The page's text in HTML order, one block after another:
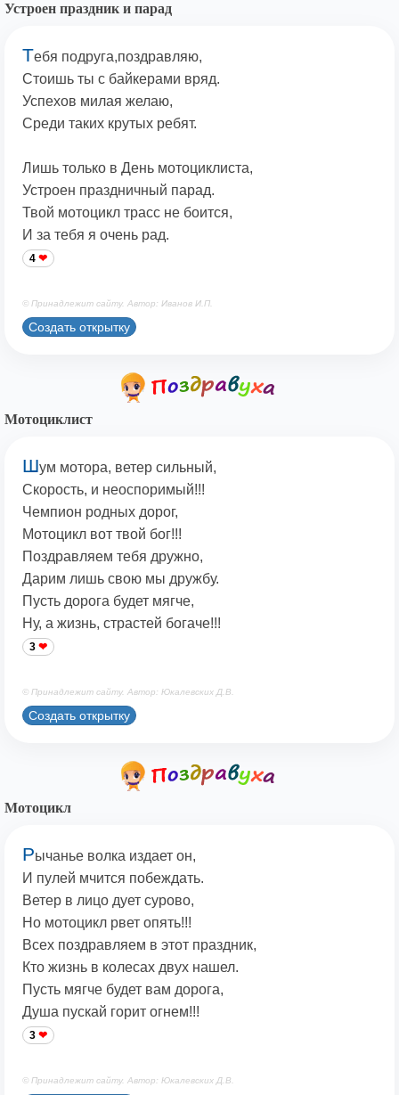
Устроен праздник и парад
Тебя подруга,поздравляю,
Стоишь ты с байкерами вряд.
Успехов милая желаю,
Среди таких крутых ребят.
Лишь только в День мотоциклиста,
Устроен праздничный парад.
Твой мотоцикл трасс не боится,
И за тебя я очень рад.
4
© Принадлежит сайту. Автор: Иванов И.П.
Создать открытку
Мотоциклист
Шум мотора, ветер сильный,
Скорость, и неоспоримый!!!
Чемпион родных дорог,
Мотоцикл вот твой бог!!!
Поздравляем тебя дружно,
Дарим лишь свою мы дружбу.
Пусть дорога будет мягче,
Ну, а жизнь, страстей богаче!!!
3
© Принадлежит сайту. Автор: Юкалевских Д.В.
Создать открытку
Мотоцикл
Рычанье волка издает он,
И пулей мчится побеждать.
Ветер в лицо дует сурово,
Но мотоцикл рвет опять!!!
Всех поздравляем в этот праздник,
Кто жизнь в колесах двух нашел.
Пусть мягче будет вам дорога,
Душа пускай горит огнем!!!
3
© Принадлежит сайту. Автор: Юкалевских Д.В.